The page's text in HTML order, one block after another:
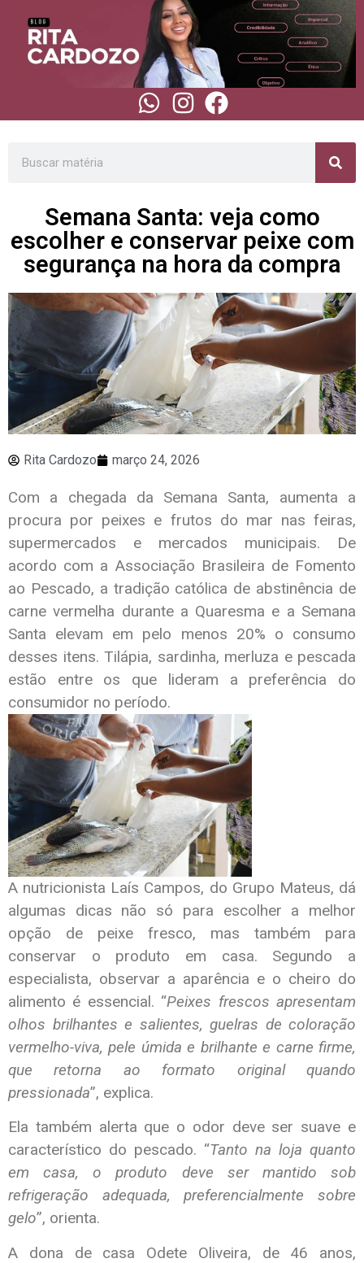
Semana Santa: veja como
escolher e conservar peixe com
segurança na hora da compra
Rita Cardozo março 24, 2026
Com a chegada da Semana Santa, aumenta a
procura por peixes e frutos do mar nas feiras,
supermercados e mercados municipais. De
acordo com a Associação Brasileira de Fomento
ao Pescado, a tradição católica de abstinência de
carne vermelha durante a Quaresma e a Semana
Santa elevam em pelo menos 20% o consumo
desses itens. Tilápia, sardinha, merluza e pescada
estão entre os que lideram a preferência do
consumidor no período.
A nutricionista Laís Campos, do Grupo Mateus, dá
algumas dicas não só para escolher a melhor
opção de peixe fresco, mas também para
conservar o produto em casa. Segundo a
especialista, observar a aparência e o cheiro do
alimento é essencial. “Peixes frescos apresentam
olhos brilhantes e salientes, guelras de coloração
vermelho-viva, pele úmida e brilhante e carne firme,
que retorna ao formato original quando
pressionada”, explica.
Ela também alerta que o odor deve ser suave e
característico do pescado. “Tanto na loja quanto
em casa, o produto deve ser mantido sob
refrigeração adequada, preferencialmente sobre
gelo”, orienta.
A dona de casa Odete Oliveira, de 46 anos,